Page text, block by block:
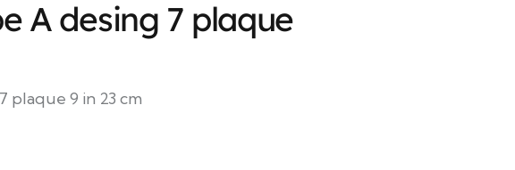
A desing 7 plaque
plaque 9 in 23 cm